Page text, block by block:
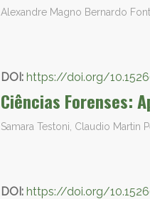
Alexandre Magno Bernardo
DOI: https://doi.org/
Ciências Forenses:
Samara Testoni, Claudio Martin
DOI: https://doi.org/